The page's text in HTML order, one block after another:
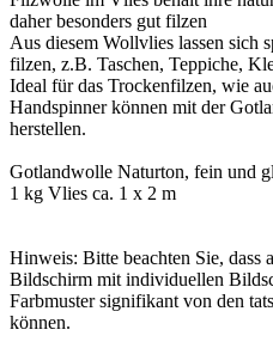
daher besonders gut filzen
Aus diesem Wollvlies lassen sich
filzen, z.B. Taschen, Teppiche,
Ideal für das Trockenfilzen, wie
Handspinner können mit der
herstellen.
Gotlandwolle Naturton, fein und
1 kg Vlies ca. 1 x 2 m
Hinweis: Bitte beachten Sie, dass
Bildschirm mit individuellen
Farbmuster signifikant von den
können.